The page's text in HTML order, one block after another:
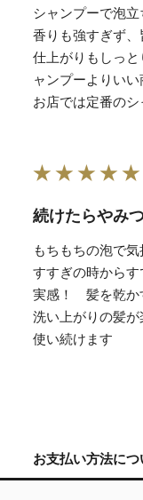
シャンプーで泡立
香りも強すぎず
仕上がりもしっ
ャンプーよりいい
お店では定番の
★★★★★
続けたらやみ
もちもちの泡で
すすぎの時から
実感！ 髪を乾か
洗い上がりの髪
使い続けます
お支払い方法につ